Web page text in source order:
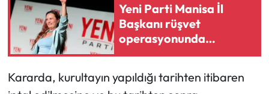
Yeni Parti Manisa İl
Başkanı rüşvet
operasyonunda
gözaltına alındı
Kararda, kurultayın yapıldığı tarihten itibaren